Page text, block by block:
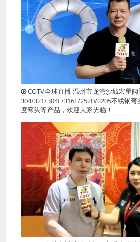
COTV全球直播-温州市龙湾沙城宏星
304/321/304L/316L/2520/2205不锈钢弯
度弯头等产品，欢迎大家光临！